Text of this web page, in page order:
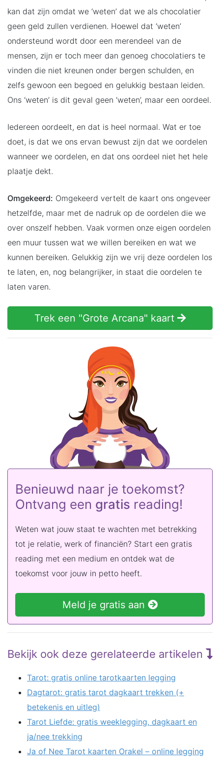
kan dat zijn omdat we ‘weten’ dat we als chocolatier
geen geld zullen verdienen. Hoewel dat ‘weten’
ondersteund wordt door een merendeel van de
mensen, zijn er toch meer dan genoeg chocolatiers te
vinden die niet kreunen onder bergen schulden, en
zelfs gewoon een begoed en gelukkig bestaan leiden.
Ons ‘weten’ is dit geval geen ‘weten’, maar een oordeel.
Iedereen oordeelt, en dat is heel normaal. Wat er toe
doet, is dat we ons ervan bewust zijn dat we oordelen
wanneer we oordelen, en dat ons oordeel niet het hele
plaatje dekt.
Omgekeerd: Omgekeerd vertelt de kaart ons ongeveer
hetzelfde, maar met de nadruk op de oordelen die we
over onszelf hebben. Vaak vormen onze eigen oordelen
een muur tussen wat we willen bereiken en wat we
kunnen bereiken. Gelukkig zijn we vrij deze oordelen los
te laten, en, nog belangrijker, in staat die oordelen te
laten varen.
Trek een "Grote Arcana" kaart
Benieuwd naar je toekomst?
Ontvang een gratis reading!
Weten wat jouw staat te wachten met betrekking
tot je relatie, werk of financiën? Start een gratis
reading met een medium en ontdek wat de
toekomst voor jouw in petto heeft.
Meld je gratis aan
Bekijk ook deze gerelateerde artikelen
Tarot: gratis online tarotkaarten legging
Dagtarot: gratis tarot dagkaart trekken (+
betekenis en uitleg)
Tarot Liefde: gratis weeklegging, dagkaart en
ja/nee trekking
Ja of Nee Tarot kaarten Orakel – online legging